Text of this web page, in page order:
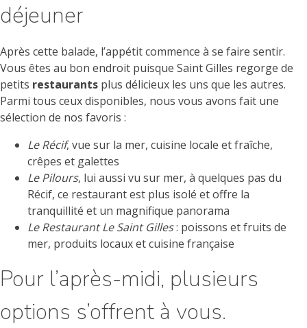
déjeuner
Après cette balade, l’appétit commence à se faire sentir.
Vous êtes au bon endroit puisque Saint Gilles regorge de
petits restaurants plus délicieux les uns que les autres.
Parmi tous ceux disponibles, nous vous avons fait une
sélection de nos favoris :
Le Récif, vue sur la mer, cuisine locale et fraîche,
crêpes et galettes
Le Pilours, lui aussi vu sur mer, à quelques pas du
Récif, ce restaurant est plus isolé et offre la
tranquillité et un magnifique panorama
Le Restaurant Le Saint Gilles: poissons et fruits de
mer, produits locaux et cuisine française
Pour l’après-midi, plusieurs
options s’offrent à vous.